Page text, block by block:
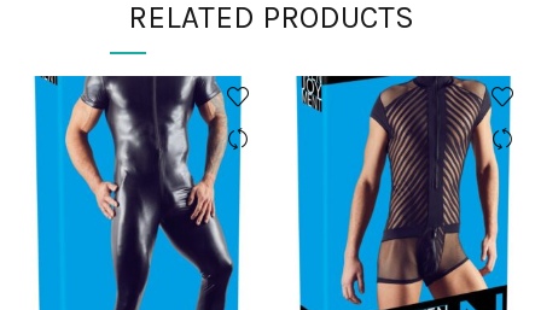
RELATED PRODUCTS